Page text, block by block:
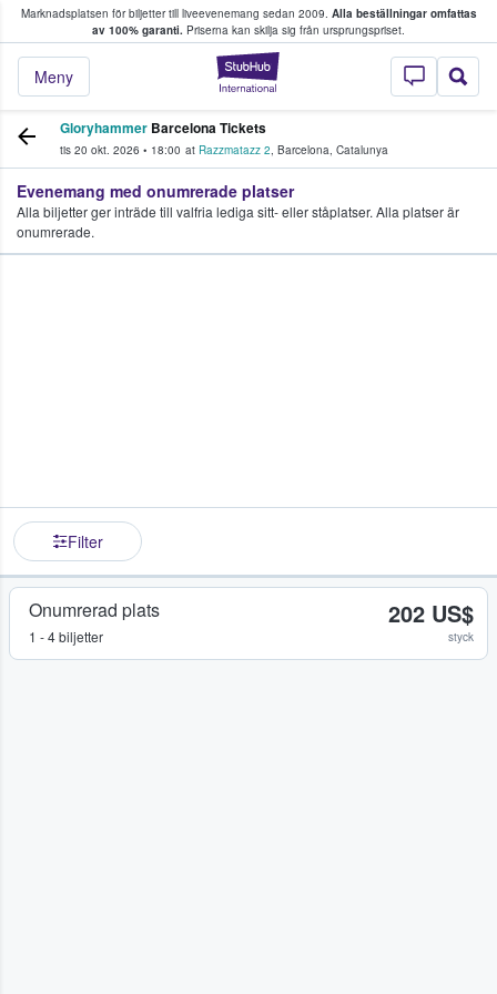
Marknadsplatsen för biljetter till liveevenemang sedan 2009. Alla beställningar omfattas
av 100% garanti. Priserna kan skilja sig från ursprungspriset.
StubHub – där
Meny
köper och säljer biljetter.
Gloryhammer Barcelona Tickets
tis 20 okt. 2026 • 18:00 at Razzmatazz 2, Barcelona, Catalunya
Evenemang med onumrerade platser
Alla biljetter ger inträde till valfria lediga sitt- eller ståplatser. Alla platser är
onumrerade.
Filter
Onumrerad plats
1 - 4 biljetter
202 US$
styck